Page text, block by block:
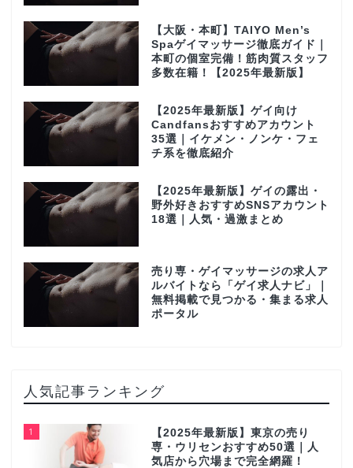
【大阪・本町】TAIYO Men’s
Spaゲイマッサージ徹底ガイド｜
本町の個室完備！筋肉質スタッフ
多数在籍！【2025年最新版】
【2025年最新版】ゲイ向け
Candfansおすすめアカウント
35選｜イケメン・ノンケ・フェ
チ系を徹底紹介
【2025年最新版】ゲイの露出・
野外好きおすすめSNSアカウント
18選｜人気・過激まとめ
売り専・ゲイマッサージの求人ア
ルバイトなら「ゲイ求人ナビ」｜
無料掲載で見つかる・集まる求人
ポータル
人気記事ランキング
1
【2025年最新版】東京の売り
専・ウリセンおすすめ50選｜人
気店から穴場まで完全網羅！